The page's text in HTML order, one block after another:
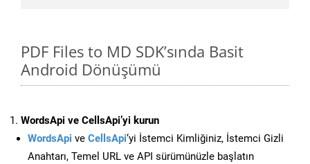
PDF Files to MD SDK’sında Basit
Android Dönüşümü
WordsApi ve CellsApi’yi kurun
WordsApi ve CellsApi‘yi İstemci Kimliğiniz, İstemci Gizli
Anahtarı, Temel URL ve API sürümünüzle başlatın